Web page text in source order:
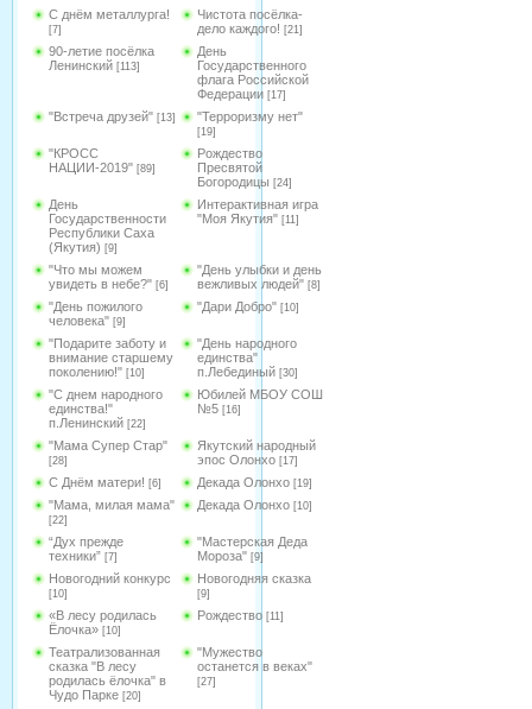
С днём металлурга!
[7]
Чистота посёлка-
дело каждого! [21]
90-летие посёлка
Ленинский [113]
День
Государственного
флага Российской
Федерации [17]
"Встреча друзей" [13] "Терроризму нет"
[19]
"КРОСС
НАЦИИ-2019" [89]
Рождество
Пресвятой
Богородицы [24]
День
Государственности
Республики Саха
(Якутия) [9]
Интерактивная игра
"Моя Якутия" [11]
"Что мы можем
увидеть в небе?" [6]
"День улыбки и день
вежливых людей" [8]
"День пожилого
человека" [9]
"Дари Добро" [10]
"Подарите заботу и
внимание старшему
поколению!" [10]
"День народного
единства"
п.Лебединый [30]
"С днем народного
единства!"
п.Ленинский [22]
Юбилей МБОУ СОШ
№5 [16]
"Мама Супер Стар"
[28]
Якутский народный
эпос Олонхо [17]
С Днём матери! [6] Декада Олонхо [19]
"Мама, милая мама"
[22]
Декада Олонхо [10]
“Дух прежде
техники” [7]
"Мастерская Деда
Мороза" [9]
Новогодний конкурс
[10]
Новогодняя сказка
[9]
«В лесу родилась
Ёлочка» [10]
Рождество [11]
Театрализованная
сказка "В лесу
родилась ёлочка" в
Чудо Парке [20]
"Мужество
останется в веках"
[27]